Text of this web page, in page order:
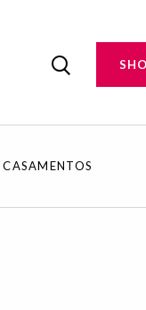
CASAMENTOS